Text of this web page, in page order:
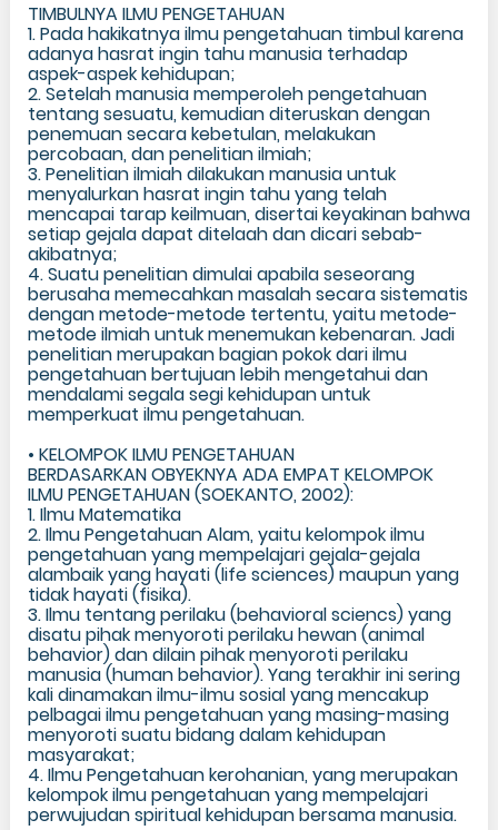
TIMBULNYA ILMU PENGETAHUAN
1. Pada hakikatnya ilmu pengetahuan timbul karena
adanya hasrat ingin tahu manusia terhadap
aspek-aspek kehidupan;
2. Setelah manusia memperoleh pengetahuan
tentang sesuatu, kemudian diteruskan dengan
penemuan secara kebetulan, melakukan
percobaan, dan penelitian ilmiah;
3. Penelitian ilmiah dilakukan manusia untuk
menyalurkan hasrat ingin tahu yang telah
mencapai tarap keilmuan, disertai keyakinan bahwa
setiap gejala dapat ditelaah dan dicari sebab-
akibatnya;
4. Suatu penelitian dimulai apabila seseorang
berusaha memecahkan masalah secara sistematis
dengan metode-metode tertentu, yaitu metode-
metode ilmiah untuk menemukan kebenaran. Jadi
penelitian merupakan bagian pokok dari ilmu
pengetahuan bertujuan lebih mengetahui dan
mendalami segala segi kehidupan untuk
memperkuat ilmu pengetahuan.
• KELOMPOK ILMU PENGETAHUAN
BERDASARKAN OBYEKNYA ADA EMPAT KELOMPOK
ILMU PENGETAHUAN (SOEKANTO, 2002):
1. Ilmu Matematika
2. Ilmu Pengetahuan Alam, yaitu kelompok ilmu
pengetahuan yang mempelajari gejala-gejala
alambaik yang hayati (life sciences) maupun yang
tidak hayati (fisika).
3. Ilmu tentang perilaku (behavioral sciencs) yang
disatu pihak menyoroti perilaku hewan (animal
behavior) dan dilain pihak menyoroti perilaku
manusia (human behavior). Yang terakhir ini sering
kali dinamakan ilmu-ilmu sosial yang mencakup
pelbagai ilmu pengetahuan yang masing-masing
menyoroti suatu bidang dalam kehidupan
masyarakat;
4. Ilmu Pengetahuan kerohanian, yang merupakan
kelompok ilmu pengetahuan yang mempelajari
perwujudan spiritual kehidupan bersama manusia.